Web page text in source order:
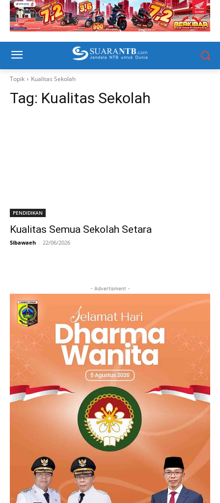
Topik Kualitas Sekolah
Tag: Kualitas Sekolah
PENDIDIKAN
Kualitas Semua Sekolah Setara
Sibawaeh - 22/06/2026
- Advertisment -